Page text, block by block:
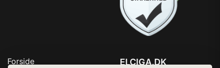
Forside
ELCIGA.DK